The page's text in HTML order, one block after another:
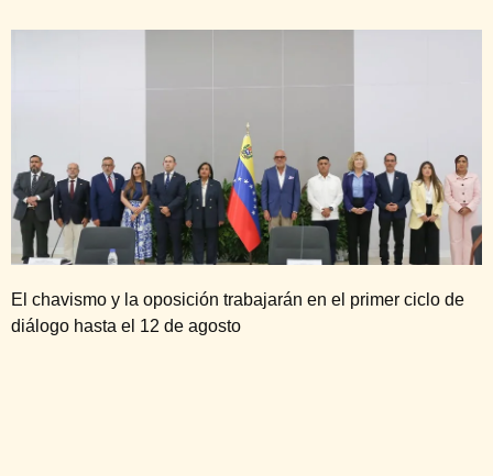
El chavismo y la oposición trabajarán en el primer ciclo de
diálogo hasta el 12 de agosto